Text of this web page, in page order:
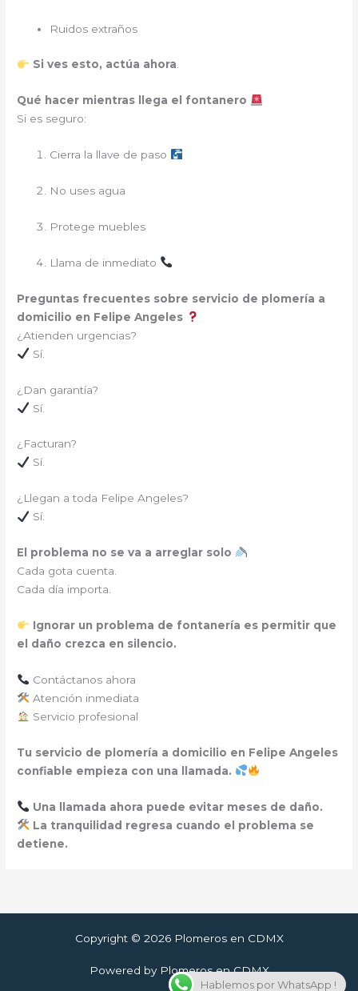
Ruidos extraños
Si ves esto, actúa ahora.
Qué hacer mientras llega el fontanero
Si es seguro:
Cierra la llave de paso
No uses agua
Protege muebles
Llama de inmediato
Preguntas frecuentes sobre servicio de plomería a
domicilio en Felipe Angeles
¿Atienden urgencias?
Sí.
¿Dan garantía?
Sí.
¿Facturan?
Sí.
¿Llegan a toda Felipe Angeles?
Sí.
El problema no se va a arreglar solo
Cada gota cuenta.
Cada día importa.
Ignorar un problema de fontanería es permitir que
el daño crezca en silencio.
Contáctanos ahora
Atención inmediata
Servicio profesional
Tu servicio de plomería a domicilio en Felipe Angeles
confiable empieza con una llamada.
Una llamada ahora puede evitar meses de daño.
La tranquilidad regresa cuando el problema se
detiene.
Copyright © 2026 Plomeros en CDMX
Powered by Plomeros en CDMX
Hablemos por WhatsApp !